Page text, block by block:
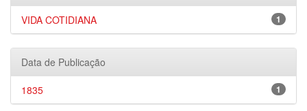
1
VIDA COTIDIANA
Data de Publicação
1
1835